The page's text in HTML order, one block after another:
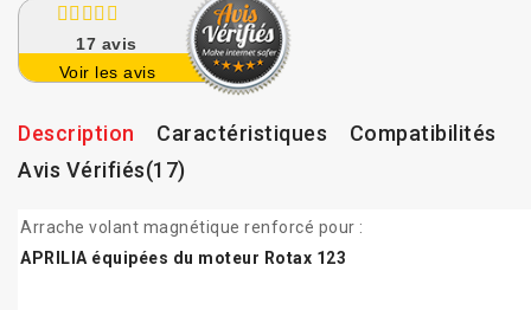
17 avis
Voir les avis
Description Caractéristiques
Compatibilités
Avis Vérifiés(17)
Arrache volant magnétique renforcé pour :
APRILIA équipées du moteur Rotax 123